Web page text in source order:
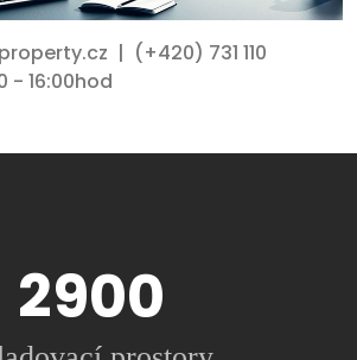
| (+420) 731 110
- 16:00hod
3000m2